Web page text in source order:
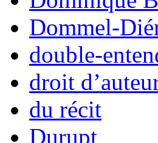
Dommel-
double-
droit
du récit
Durupt